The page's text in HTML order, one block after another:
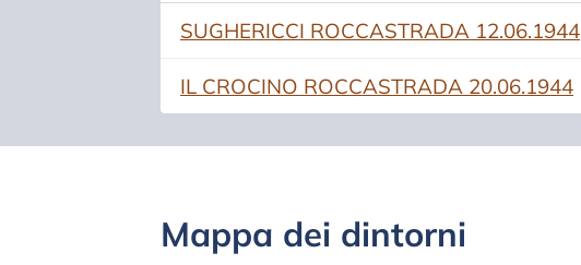
SUGHERICCI ROCCASTRADA 12.06.1944
(si apre in una nuova scheda)
IL CROCINO ROCCASTRADA 20.06.1944
(si apre in una nuova scheda)
Mappa dei dintorni